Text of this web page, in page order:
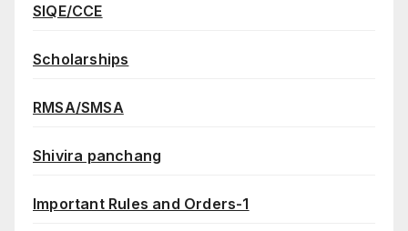
SIQE/CCE
Scholarships
RMSA/SMSA
Shivira panchang
Important Rules and Orders-1